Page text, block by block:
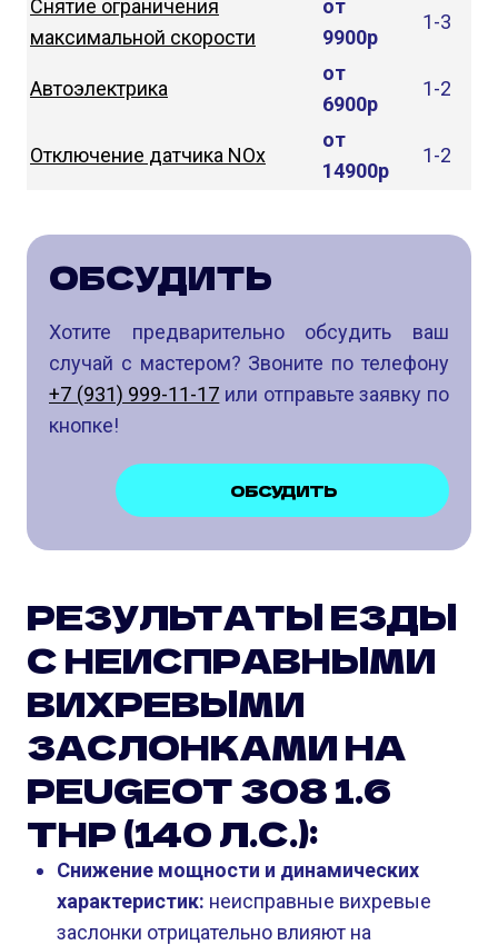
Снятие ограничения
максимальной скорости
от
9900р
1-3
Автоэлектрика
от
6900р
1-2
Отключение датчика NOx
от
14900р
1-2
ОБСУДИТЬ
Хотите предварительно обсудить ваш
случай с мастером? Звоните по телефону
+7 (931) 999-11-17 или отправьте заявку по
кнопке!
ОБСУДИТЬ
РЕЗУЛЬТАТЫ ЕЗДЫ
С НЕИСПРАВНЫМИ
ВИХРЕВЫМИ
ЗАСЛОНКАМИ НА
PEUGEOT 308 1.6
THP (140 Л.С.):
Снижение мощности и динамических
характеристик: неисправные вихревые
заслонки отрицательно влияют на